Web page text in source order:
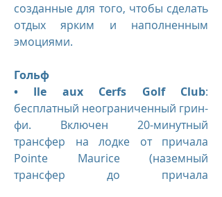
созданные для того, чтобы сделать
отдых ярким и наполненным
эмоциями.
Гольф
• Ile aux Cerfs Golf Club:
бесплатный неограниченный грин-
фи. Включен 20-минутный
трансфер на лодке от причала
Pointe Maurice (наземный
трансфер до причала